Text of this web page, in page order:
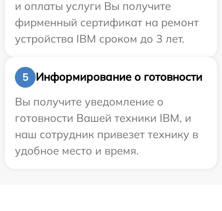
и оплаты услуги Вы получите
фирменный сертификат на ремонт
устройства IBM сроком до 3 лет.
5
Информирование о готовности
Вы получите уведомление о
готовности Вашей техники IBM, и
наш сотрудник привезет технику в
удобное место и время.